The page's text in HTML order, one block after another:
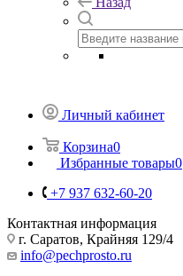
Личный кабинет
Корзина0
Избранные товары0
+7 937 632-60-20
Контактная информация
г. Саратов, Крайняя 129/4
info@pechprosto.ru